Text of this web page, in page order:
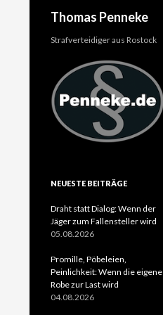
Thomas Penneke
Strafverteidiger aus Rostock
NEUESTE BEITRÄGE
Draht statt Dialog: Wenn der
Jäger zum Fallensteller wird
05.08.2026
Promille, Pöbeleien,
Peinlichkeit: Wenn die eigene
Robe zur Last wird
04.08.2026